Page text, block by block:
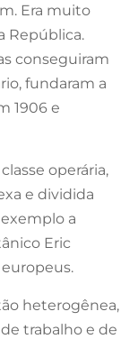
Era muito
República.
conseguiram
fundaram a
1906 e
operária,
e dividida
a
Eric
heterogênea,
trabalho e de